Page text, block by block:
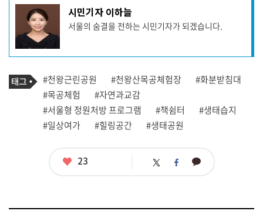
기
성
자
프
필
시민기자 이하늘
서울의 숨결을 전하는 시민기자가 되겠습니다.
기
사
관
련
태
그
태
그
#천왕근린공원 #천왕산목공체험장
#화분받침대
#목공체험
#자연과교감
#서울형 정원처방 프로그램
#책쉼터
#생태습지
#일상여가
#힐링공간 #생태공원
좋
23 트 페 카